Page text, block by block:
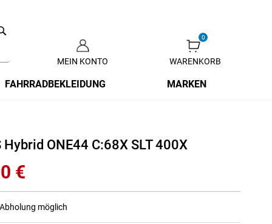
Inhalt
MEIN KONTO WARENKORB
FAHRRADBEKLEIDUNG MARKEN
Hybrid ONE44 C:68X SLT 400X
€
möglich